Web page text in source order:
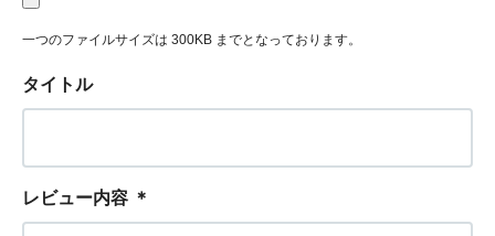
一つのファイルサイズは 300KB までとなっております。
タイトル
レビュー内容 ＊